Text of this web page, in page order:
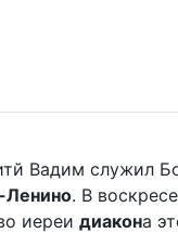
Вадим служил
Ленино. В
иереи диакона